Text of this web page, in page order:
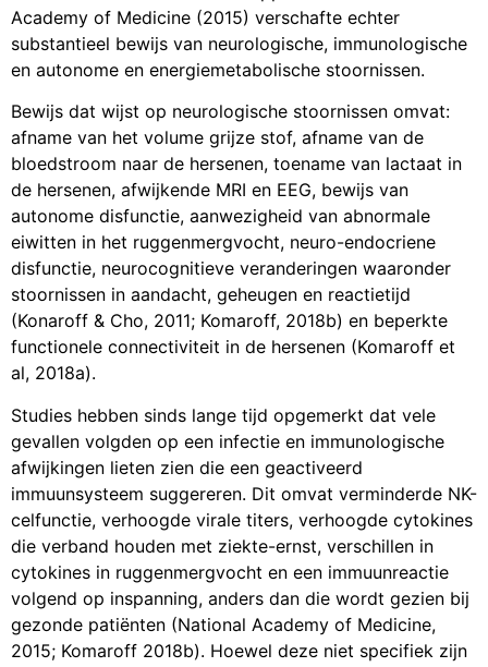
Academy of Medicine (2015) verschafte echter
substantieel bewijs van neurologische, immunologische
en autonome en energiemetabolische stoornissen.
Bewijs dat wijst op neurologische stoornissen omvat:
afname van het volume grijze stof, afname van de
bloedstroom naar de hersenen, toename van lactaat in
de hersenen, afwijkende MRI en EEG, bewijs van
autonome disfunctie, aanwezigheid van abnormale
eiwitten in het ruggenmergvocht, neuro-endocriene
disfunctie, neurocognitieve veranderingen waaronder
stoornissen in aandacht, geheugen en reactietijd
(Konaroff & Cho, 2011; Komaroff, 2018b) en beperkte
functionele connectiviteit in de hersenen (Komaroff et
al, 2018a).
Studies hebben sinds lange tijd opgemerkt dat vele
gevallen volgden op een infectie en immunologische
afwijkingen lieten zien die een geactiveerd
immuunsysteem suggereren. Dit omvat verminderde NK-
celfunctie, verhoogde virale titers, verhoogde cytokines
die verband houden met ziekte-ernst, verschillen in
cytokines in ruggenmergvocht en een immuunreactie
volgend op inspanning, anders dan die wordt gezien bij
gezonde patiënten (National Academy of Medicine,
2015; Komaroff 2018b). Hoewel deze niet specifiek zijn